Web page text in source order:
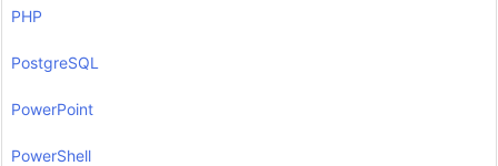
PHP
PostgreSQL
PowerPoint
PowerShell